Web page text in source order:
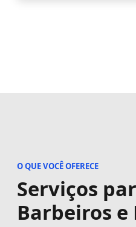
O QUE VOCÊ OFERECE
Serviços
Barbeiros